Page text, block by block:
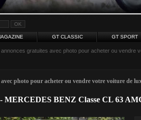
GT CLASSIC GT SPORT
annonces gratuites avec photo pour acheter ou vendre
photo pour acheter ou vendre votre voiture de
MERCEDES BENZ Classe CL 63